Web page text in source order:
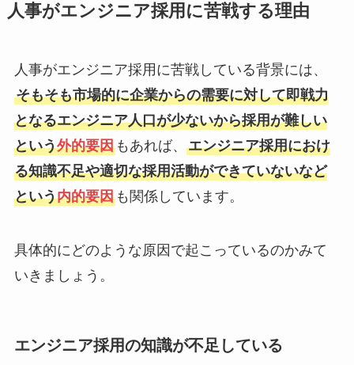
人事がエンジニア採用に苦戦する理由
人事がエンジニア採用に苦戦している背景には、
そもそも市場的に企業からの需要に対して即戦力
となるエンジニア人口が少ないから採用が難しい
という外的要因もあれば、 エンジニア採用におけ
る知識不足や適切な採用活動ができていないなど
という内的要因も関係しています。
具体的にどのような原因で起こっているのかみて
いきましょう。
エンジニア採用の知識が不足している